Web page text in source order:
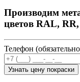
Производим
цветов RAL,
Телефон
Узнать цену покраски